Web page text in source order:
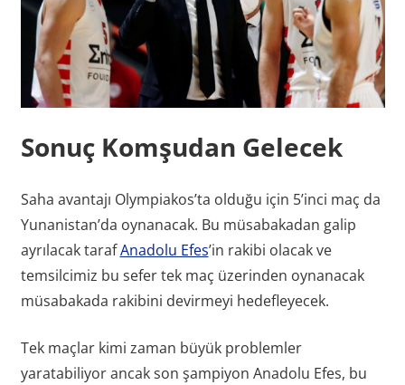
Sonuç Komşudan Gelecek
Saha avantajı Olympiakos’ta olduğu için 5’inci maç da
Yunanistan’da oynanacak. Bu müsabakadan galip
ayrılacak tarafAnadolu Efes’in rakibi olacak ve
temsilcimiz bu sefer tek maç üzerinden oynanacak
müsabakada rakibini devirmeyi hedefleyecek.
Tek maçlar kimi zaman büyük problemler
yaratabiliyor ancak son şampiyon Anadolu Efes, bu